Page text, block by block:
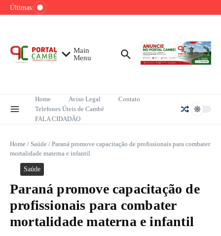
Ir para o conteúdo
Últimas:
PRF apreende 138 kg de pasta base de
de hectares no Sahel africano
Main
Menu
Home Aviso Legal
Contato
Telefones Úteis de Cambé
FALA CIDADÃO
Home / Saúde / Paraná promove capacitação de profissionais para combater
mortalidade materna e infantil
Saúde
Paraná promove capacitação de
profissionais para combater
mortalidade materna e infantil